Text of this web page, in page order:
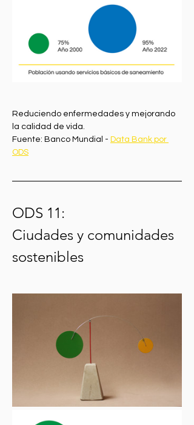
Reduciendo enfermedades y mejorando
la calidad de vida.
Fuente: Banco Mundial - Data Bank por
ODS
ODS 11:
Ciudades y comunidades
sostenibles